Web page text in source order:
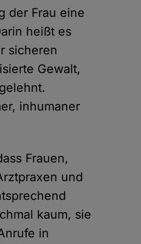
der Frau eine
heißt es
sicheren
Gewalt,
inhumaner
Frauen,
und
kaum, sie
in